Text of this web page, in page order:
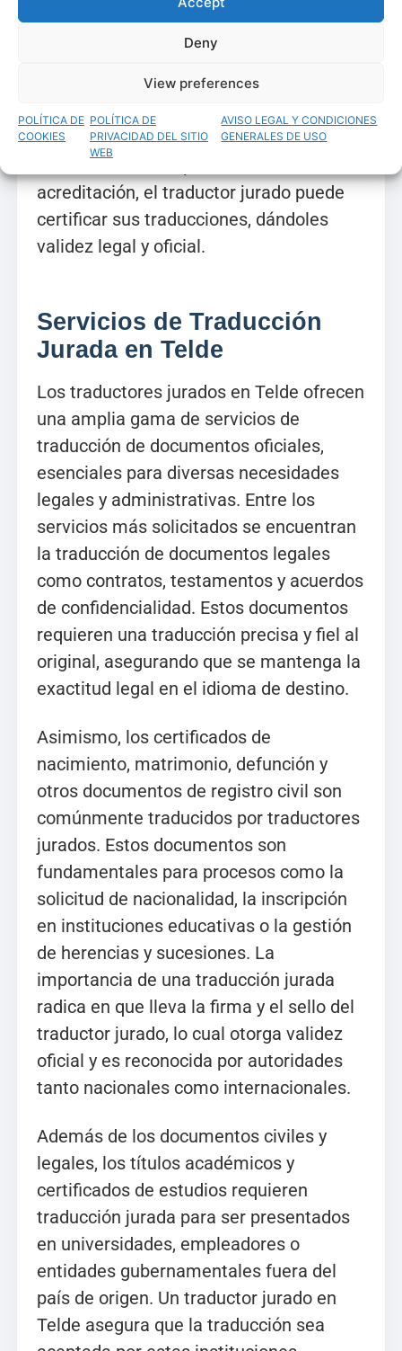
Deny
View preferences
POLÍTICA DE
COOKIES
POLÍTICA DE
PRIVACIDAD DEL SITIO
WEB
AVISO LEGAL Y CONDICIONES
GENERALES DE USO
es esencial para poder ejercer como
traductor jurado en España, ya que
garantiza que el profesional cumple con
los estándares de calidad exigidos por
las autoridades españolas. Con esta
acreditación, el traductor jurado puede
certificar sus traducciones, dándoles
validez legal y oficial.
Servicios de Traducción
Jurada en Telde
Los traductores jurados en Telde ofrecen
una amplia gama de servicios de
traducción de documentos oficiales,
esenciales para diversas necesidades
legales y administrativas. Entre los
servicios más solicitados se encuentran
la traducción de documentos legales
como contratos, testamentos y acuerdos
de confidencialidad. Estos documentos
requieren una traducción precisa y fiel al
original, asegurando que se mantenga la
exactitud legal en el idioma de destino.
Asimismo, los certificados de
nacimiento, matrimonio, defunción y
otros documentos de registro civil son
comúnmente traducidos por traductores
jurados. Estos documentos son
fundamentales para procesos como la
solicitud de nacionalidad, la inscripción
en instituciones educativas o la gestión
de herencias y sucesiones. La
importancia de una traducción jurada
radica en que lleva la firma y el sello del
traductor jurado, lo cual otorga validez
oficial y es reconocida por autoridades
tanto nacionales como internacionales.
Además de los documentos civiles y
legales, los títulos académicos y
certificados de estudios requieren
traducción jurada para ser presentados
en universidades, empleadores o
entidades gubernamentales fuera del
país de origen. Un traductor jurado en
Telde asegura que la traducción sea